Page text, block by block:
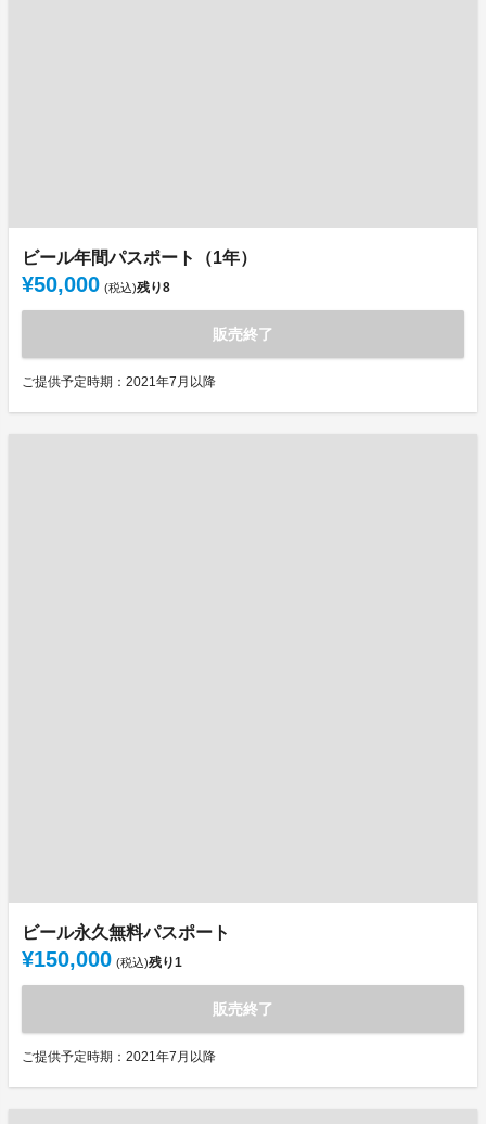
ビール年間パスポート（1年）
¥50,000 (税込)残り8
販売終了
ご提供予定時期：2021年7月以降
ビール永久無料パスポート
¥150,000 (税込)残り1
販売終了
ご提供予定時期：2021年7月以降